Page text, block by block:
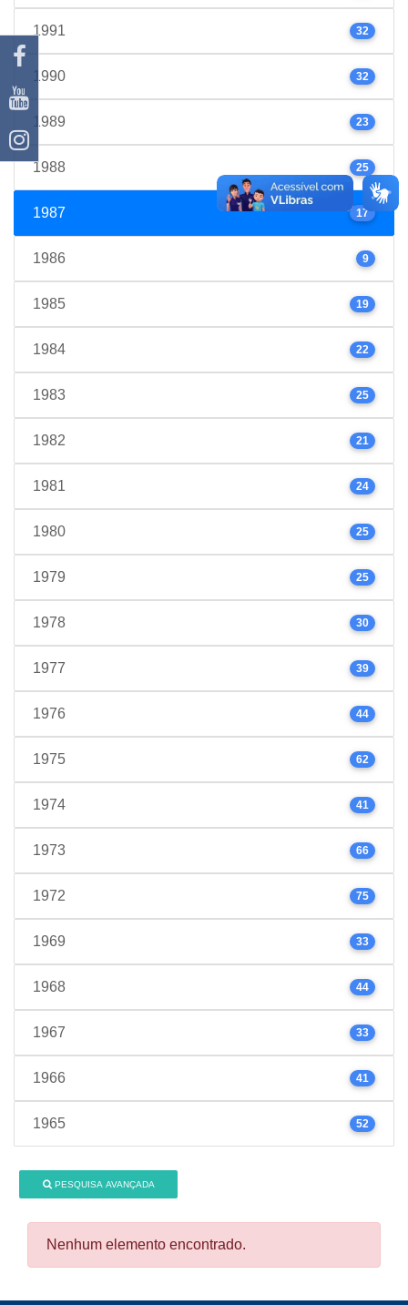
1991 32
1990 32
1989 23
1988 25
1987 17
1986 9
1985 19
1984 22
1983 25
1982 21
1981 24
1980 25
1979 25
1978 30
1977 39
1976 44
1975 62
1974 41
1973 66
1972 75
1969 33
1968 44
1967 33
1966 41
1965 52
PESQUISA AVANÇADA
Nenhum elemento encontrado.